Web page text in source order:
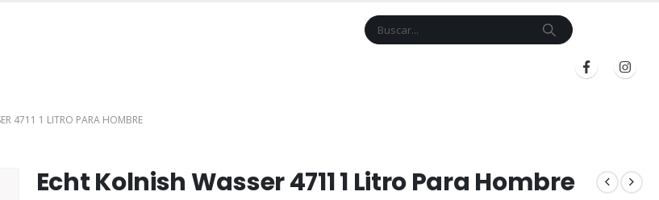
4711 1 LITRO PARA HOMBRE
Echt Kolnish Wasser 4711 1 Litro Para Hombre